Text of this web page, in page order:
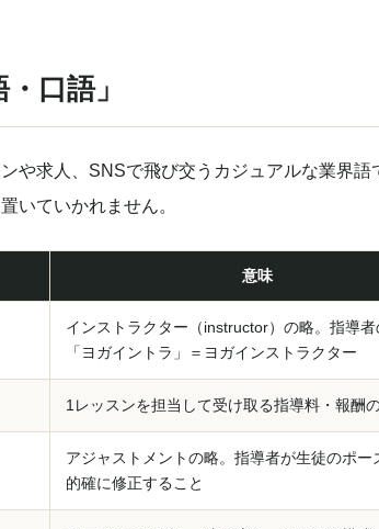
口語」
や求人、SNSで飛び交うカジュアルな業界語
いていかれません。
意味
インストラクター（instructor）の略。指導者
「ヨガイントラ」＝ヨガインストラクター
1レッスンを担当して受け取る指導料・報酬
アジャストメントの略。指導者が生徒のポー
的確に修正すること